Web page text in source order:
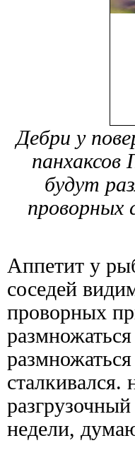
Дебри у
будут
проворных
Аппетит у
соседей
проворных
сталкивался.
недели,